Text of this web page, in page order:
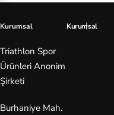
Kurumsal
Triathlon Spor
Ürünleri Anonim
Şirketi
Burhaniye Mah.
Kurumsal